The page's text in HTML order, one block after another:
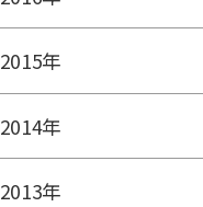
2015年
2014年
2013年